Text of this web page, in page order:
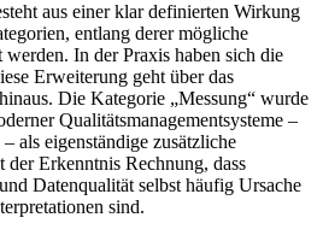
aus einer klar definierten Wirkung
entlang derer mögliche
In der Praxis haben sich die
Erweiterung geht über das
Die Kategorie „Messung“ wurde
Qualitätsmanagementsysteme –
als eigenständige zusätzliche
der Erkenntnis Rechnung, dass
Datenqualität selbst häufig Ursache
sind.